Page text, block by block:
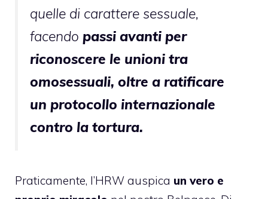
quelle di carattere sessuale,
facendo passi avanti per
riconoscere le unioni tra
omosessuali, oltre a ratificare
un protocollo internazionale
contro la tortura.
Praticamente, l’HRW auspica un vero e